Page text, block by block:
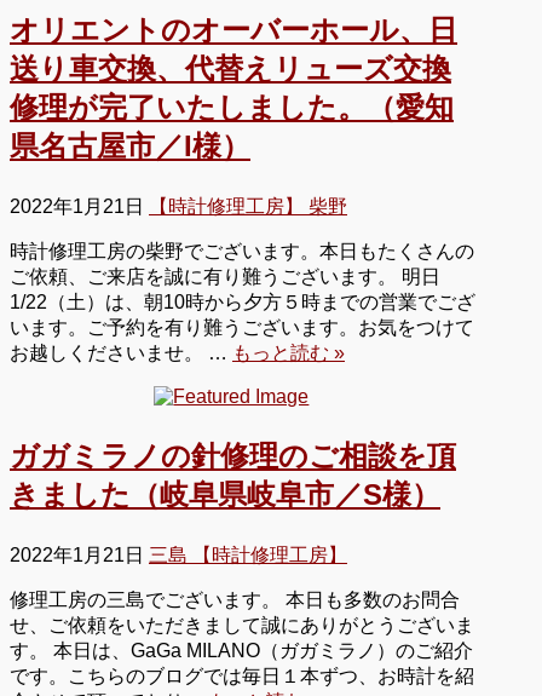
オリエントのオーバーホール、日
送り車交換、代替えリューズ交換
修理が完了いたしました。（愛知
県名古屋市／I様）
2022年1月21日 【時計修理工房】 柴野
時計修理工房の柴野でございます。本日もたくさんの
ご依頼、ご来店を誠に有り難うございます。 明日
1/22（土）は、朝10時から夕方５時までの営業でござ
います。ご予約を有り難うございます。お気をつけて
お越しくださいませ。 … もっと読む »
ガガミラノの針修理のご相談を頂
きました（岐阜県岐阜市／S様）
2022年1月21日 三島 【時計修理工房】
修理工房の三島でございます。 本日も多数のお問合
せ、ご依頼をいただきまして誠にありがとうございま
す。 本日は、GaGa MILANO（ガガミラノ）のご紹介
です。こちらのブログでは毎日１本ずつ、お時計を紹